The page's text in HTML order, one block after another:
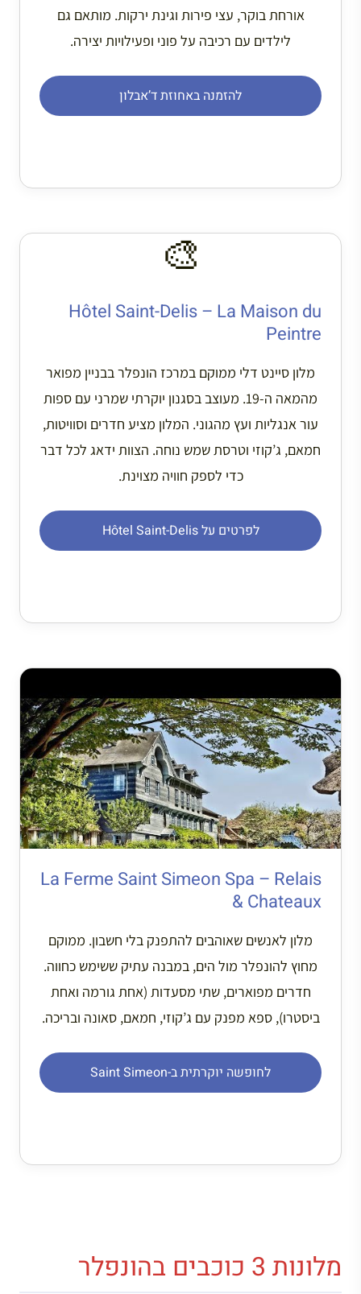
אורחת בוקר, עצי פירות וגינת ירקות. מותאם גם
לילדים עם רכיבה על פוני ופעילויות יצירה.
להזמנה באחוזת ד’אבלון
🎨
Hôtel Saint-Delis – La Maison du
Peintre
מלון סיינט דלי ממוקם במרכז הונפלר בבניין מפואר
מהמאה ה-19. מעוצב בסגנון יוקרתי שמרני עם ספות
עור אנגליות ועץ מהגוני. המלון מציע חדרים וסוויטות,
חמאם, ג’קוזי וטרסת שמש נוחה. הצוות ידאג לכל דבר
כדי לספק חוויה מצוינת.
לפרטים על Hôtel Saint-Delis
La Ferme Saint Simeon Spa – Relais
& Chateaux
מלון לאנשים שאוהבים להתפנק בלי חשבון. ממוקם
מחוץ להונפלר מול הים, במבנה עתיק ששימש כחווה.
חדרים מפוארים, שתי מסעדות (אחת גורמה ואחת
ביסטרו), ספא מפנק עם ג’קוזי, חמאם, סאונה ובריכה.
לחופשה יוקרתית ב-Saint Simeon
מלונות 3 כוכבים בהונפלר